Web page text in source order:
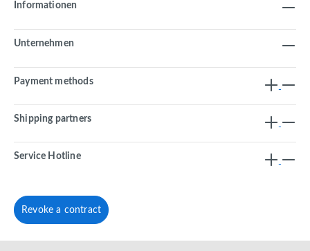
Informationen
Unternehmen
Payment methods
Shipping partners
Service Hotline
Revoke a contract